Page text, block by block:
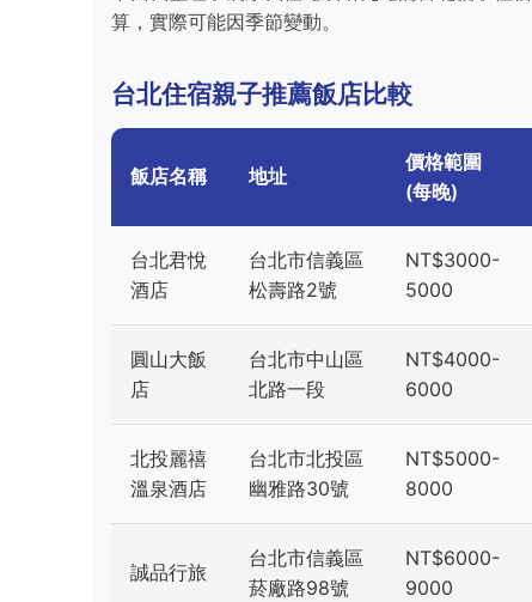
算，實際可能因季節變動。
台北住宿親子推薦飯店比較
飯店名稱 地址
價格範圍
(每晚)
台北君悅
酒店
台北市信義區
松壽路2號
NT$3000-
5000
圓山大飯
店
台北市中山區
北路一段
NT$4000-
6000
北投麗禧
溫泉酒店
台北市北投區
幽雅路30號
NT$5000-
8000
誠品行旅
台北市信義區
菸廠路98號
NT$6000-
9000